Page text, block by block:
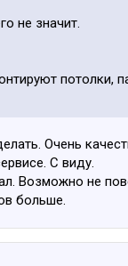
не значит.
потолки,
Очень
С виду.
Возможно не
больше.